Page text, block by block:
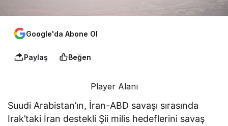
Google'da Abone Ol
Paylaş Beğen
Player Alanı
Suudi Arabistan’ın, İran-ABD savaşı sırasında
Irak’taki İran destekli Şii milis hedeflerini savaş